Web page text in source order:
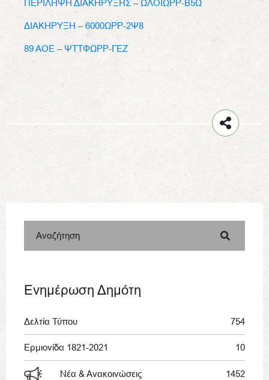
ΠΕΡΙΛΗΨΗ ΔΙΑΚΗΡΥΞΗΣ – ΩΛΟΙΩΡΡ-Β5Ω
ΔΙΑΚΗΡΥΞΗ – 6000ΩΡΡ-2Ψ8
89 ΑΟΕ – ΨΤΤΦΩΡΡ-ΓΕΖ
Αναζήτηση
Ενημέρωση Δημότη
Δελτία Τύπου 754
Ερμιονίδα 1821-2021 10
Νέα & Ανακοινώσεις 1452